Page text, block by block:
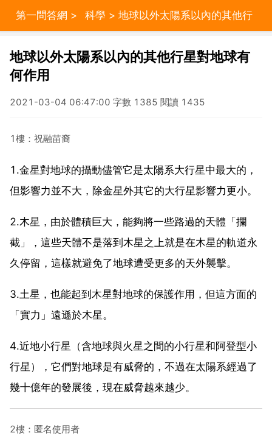
第一問答網 > 科學 > 地球以外太陽系以內的其他行
地球以外太陽系以內的其他行星對地球有
何作用
2021-03-04 06:47:00 字數 1385 閱讀 1435
1樓：祝融苗裔
1.金星對地球的攝動儘管它是太陽系大行星中最大的，
但影響力並不大，除金星外其它的大行星影響力更小。
2.木星，由於體積巨大，能夠將一些路過的天體「攔
截」，這些天體不是落到木星之上就是在木星的軌道永
久停留，這樣就避免了地球遭受更多的天外襲擊。
3.土星，也能起到木星對地球的保護作用，但這方面的
「實力」遠遜於木星。
4.近地小行星（含地球與火星之間的小行星和阿登型小
行星），它們對地球是有威脅的，不過在太陽系經過了
幾十億年的發展後，現在威脅越來越少。
2樓：匿名使用者